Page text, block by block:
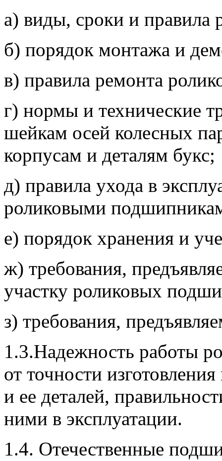
а) виды, сроки и правила
б) порядок монтажа и
в) правила ремонта
г) нормы и технические
шейкам осей колесных
корпусам и деталям букс;
д) правила ухода в
роликовыми
е) порядок хранения и
ж) требования,
участку роликовых
з) требования,
1.3.Надежность работы
от точности
и ее деталей,
ними в эксплуатации.
1.4. Отечественные